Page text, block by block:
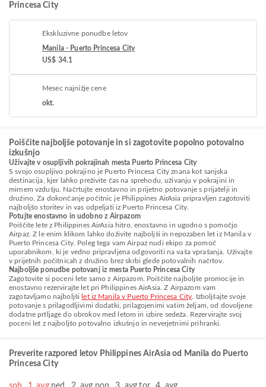
Princesa City
Ekskluzivne ponudbe letov
Manila - Puerto Princesa City
US$ 34.1
Mesec najnižje cene
okt.
Poiščite najboljše potovanje in si zagotovite popolno potovalno
izkušnjo
Uživajte v osupljivih pokrajinah mesta Puerto Princesa City
S svojo osupljivo pokrajino je Puerto Princesa City znana kot sanjska
destinacija, kjer lahko preživite čas na sprehodu, uživanju v pokrajini in
mirnem vzdušju. Načrtujte enostavno in prijetno potovanje s prijatelji in
družino. Za dokončanje počitnic je Philippines AirAsia pripravljen zagotoviti
najboljšo storitev in vas odpeljati iz Puerto Princesa City.
Potujte enostavno in udobno z Airpazom
Poiščite lete z Philippines AirAsia hitro, enostavno in ugodno s pomočjo
Airpaz. Z le enim klikom lahko doživite najboljši in nepozaben let iz Manila v
Puerto Princesa City. Poleg tega vam Airpaz nudi ekipo za pomoč
uporabnikom, ki je vedno pripravljena odgovoriti na vaša vprašanja. Uživajte
v prijetnih počitnicah z družino brez skrbi glede potovalnih načrtov.
Najboljše ponudbe potovanj iz mesta Puerto Princesa City
Zagotovite si poceni lete samo z Airpazom. Poiščite najboljše promocije in
enostavno rezervirajte let pri Philippines AirAsia. Z Airpazom vam
zagotavljamo najboljši let iz Manila v Puerto Princesa City . Izboljšajte svoje
potovanje s prilagodljivimi dodatki, prilagojenimi vašim željam, od dovoljene
dodatne prtljage do obrokov med letom in izbire sedeža. Rezervirajte svoj
poceni let z najboljšo potovalno izkušnjo in neverjetnimi prihranki.
Preverite razpored letov Philippines AirAsia od Manila do Puerto
Princesa City